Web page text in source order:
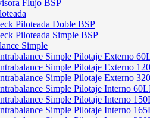
Flujo BSP
Piloteada Doble BSP
Piloteada Simple BSP
Simple
Simple Pilotaje Externo
Simple Pilotaje Externo
Simple Pilotaje Externo
Simple Pilotaje Interno
Simple Pilotaje Interno
Simple Pilotaje Interno